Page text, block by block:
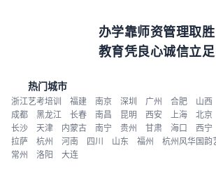
办学靠师资管理取胜
教育凭良心诚信立足
热门城市
浙江艺考培训 福建 南京 深圳 广州 合肥 山西
成都
黑龙江 长春 南昌 昆明 西安 上海 北京
长沙
天津 内蒙古 南宁 贵州 甘肃 海口 西宁
拉萨
杭州 河南 四川 山东 福州 杭州风华国韵
常州
洛阳 大连